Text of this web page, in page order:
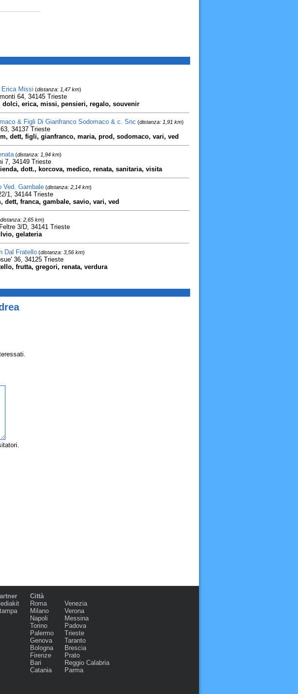
Erica Missi (distanza: 1,47 km)
64, 34145 Trieste
dolci, erica, missi, pensieri, regalo, souvenir
& Figli Di Gianfranco Sodomaco & c. Snc (distanza: 1,91 km)
34137 Trieste
dett, figli, gianfranco, maria, prod, sodomaco, vari, ved
(distanza: 1,94 km)
7, 34149 Trieste
dott., korcova, medico, renata, sanitaria, visita
Ved. Gambale(distanza: 2,14 km)
1, 34144 Trieste
dett, franca, gambale, savio, vari, ved
distanza: 2,65 km)
3/D, 34141 Trieste
gelateria
Dal Fratello(distanza: 3,56 km)
36, 34125 Trieste
frutta, gregori, renata, verdura
Città
Roma
Milano
Napoli
Torino
Palermo
Genova
Bologna
Firenze
Bari
Catania
Venezia
Verona
Messina
Padova
Trieste
Taranto
Brescia
Prato
Reggio Calabria
Parma